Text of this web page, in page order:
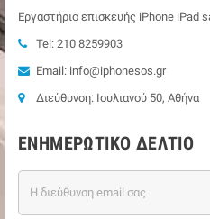
Εργαστήριο επισκευής iPhone iPad
Tel: 210 8259903
Email: info@iphonesos.gr
Διεύθυνση: Ιουλιανού 50, Αθήνα
ΕΝΗΜΕΡΩΤΙΚΌ ΔΕΛΤΊΟ